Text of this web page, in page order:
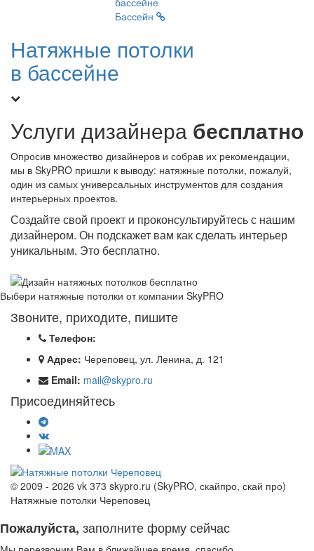
Бассейн
Натяжные потолки
в бассейне
Услуги дизайнера бесплатно
Опросив множество дизайнеров и собрав их рекомендации,
мы в SkyPRO пришли к выводу: натяжные потолки, пожалуй,
один из самых универсальных инструментов для создания
интерьерных проектов.
Создайте свой проект и проконсультируйтесь с нашим
дизайнером. Он подскажет вам как сделать интерьер
уникальным. Это бесплатно.
Выбери натяжные потолки от компании SkyPRO
Звоните, приходите, пишите
Телефон:
Адрес: Череповец, ул. Ленина, д. 121
Email: mail@skypro.ru
Присоединяйтесь
© 2009 - 2026 vk 373 skypro.ru (SkyPRO, скайпро, скай про)
Натяжные потолки Череповец
Пожалуйста, заполните форму сейчас